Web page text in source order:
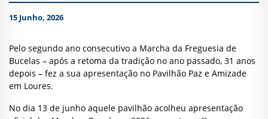
15 Junho, 2026
Pelo segundo ano consecutivo a Marcha da Freguesia de
Bucelas – após a retoma da tradição no ano passado, 31 anos
depois – fez a sua apresentação no Pavilhão Paz e Amizade
em Loures.
No dia 13 de junho aquele pavilhão acolheu apresentação